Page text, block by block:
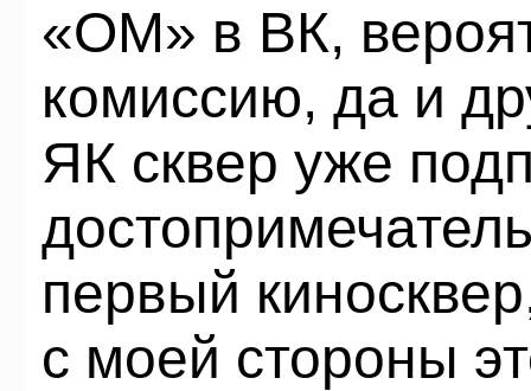
«ОМ» в ВК,
комиссию, да и
ЯК сквер уже
первый
с моей стороны